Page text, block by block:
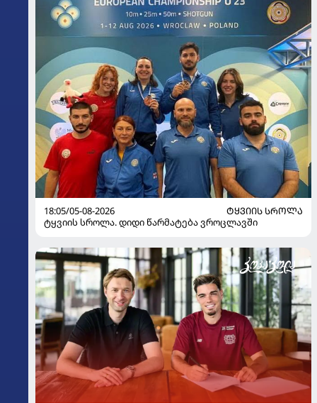
18:05/05-08-2026
ᲢᲧᲕᲘᲘᲡ ᲡᲠᲝᲚᲐ
ტყვიის სროლა. დიდი წარმატება ვროცლავში